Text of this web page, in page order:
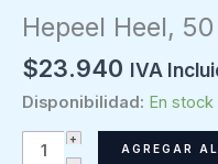
Hepeel Heel,
$23.940 IVA
Disponibilidad: En stock
Hepeel
AGREGAR